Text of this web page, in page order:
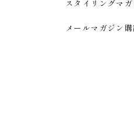
スタイリングマ
メールマガジン